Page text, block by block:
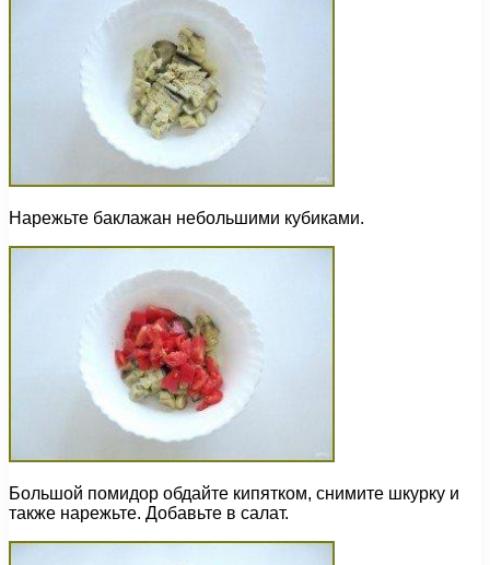
Нарежьте баклажан небольшими кубиками.
Большой помидор обдайте кипятком, снимите шкурку и
также нарежьте. Добавьте в салат.